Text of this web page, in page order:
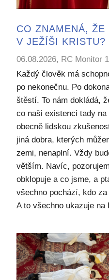
CO ZNAMENÁ, ŽE
V JEŽÍŠI KRISTU?
06.08.2026, RC Monitor
Každý člověk má
po nekonečnu. Po
štěstí. To nám dokládá,
co naši existenci tady
obecně lidskou
jiná dobra, kterých
zemi, nenaplní. Vždy
větším. Navíc,
obklopuje a co jsme, a
všechno pochází, kdo
A to všechno ukazuje na